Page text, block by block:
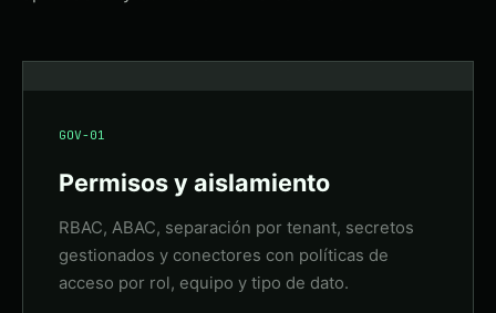
GOV-01
Permisos y aislamiento
RBAC, ABAC, separación por tenant, secretos
gestionados y conectores con políticas de
acceso por rol, equipo y tipo de dato.